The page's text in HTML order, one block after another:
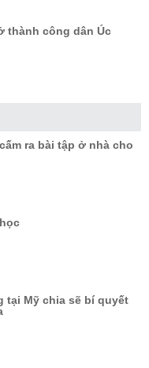
thành công dân Úc
ra bài tập ở nhà cho
tại Mỹ chia sẽ bí quyết